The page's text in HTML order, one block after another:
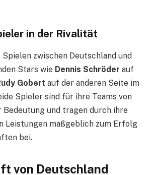
in der Rivalität
Spielen zwischen Deutschland und
Stars wie Dennis Schröder auf
Gobert auf der anderen Seite im
Spieler sind für ihre Teams von
Bedeutung und tragen durch ihre
Leistungen maßgeblich zum Erfolg
bei.
von Deutschland